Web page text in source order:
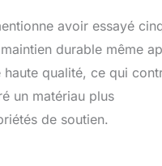
qui change la vie
avoir essayé
durable même
qualité, ce qui
un matériau plus
de soutien.